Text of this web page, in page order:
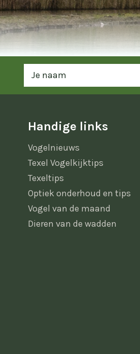
Handige links
Vogelnieuws
Texel Vogelkijktips
Texeltips
Optiek onderhoud en tips
Vogel van de maand
Dieren van de wadden